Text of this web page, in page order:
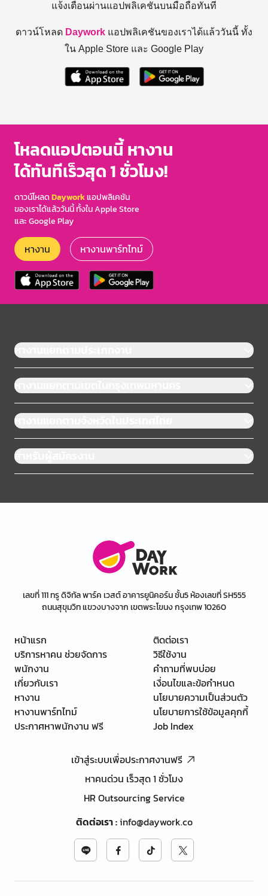
แจ้งเตือนผ่านแอปพลิเคชันบนมือถือทันที
ดาวน์โหลด Daywork แอปพลิเคชันของเราได้แล้ววันนี้ ทั้ง
ใน Apple Store และ Google Play
โหลดแอปตอนนี้ หางาน
ได้ทันทีเร็วสุด 1 ชั่วโมง!
ดาวน์โหลดDayworkแอปพลิเคชัน
ของเราได้แล้ววันนี้ ทั้งใน Apple Store
และ Google Play
หางาน หางานพาร์ทไทม์
หางานแยกตามประเภทงาน
หางานแยกตามเขตในกรุงเทพมหานคร
หางานแยกตามจังหวัดในประเทศไทย
สำหรับผู้สมัครงาน
เลขที่ 111 ทรู ดิจิทัล พาร์ค เวสต์ อาคารยูนิคอร์น ชั้น5 ห้องเลขที่ SH555
ถนนสุขุมวิท แขวงบางจาก เขตพระโขนง กรุงเทพ 10260
หน้าแรก
บริการหาคน ช่วยจัดการ
พนักงาน
เกี่ยวกับเรา
หางาน
หางานพาร์ทไทม์
ประกาศหาพนักงาน ฟรี
ติดต่อเรา
วิธีใช้งาน
คำถามที่พบบ่อย
เงื่อนไขและข้อกำหนด
นโยบายความเป็นส่วนตัว
นโยบายการใช้ข้อมูลคุกกี้
Job Index
เข้าสู่ระบบเพื่อประกาศงานฟรี
หาคนด่วน เร็วสุด 1 ชั่วโมง
HR Outsourcing Service
ติดต่อเรา:info@daywork.co